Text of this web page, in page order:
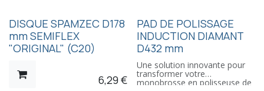
marbres à sec, c'est visualiser
immédiatement le travail
effectué.
rainuré dans le sens de
l'attaque, contrairement à
toutes les copies qui "flottent"
et ne "mordent" pas
REMISE
DISQUE SPAMZEC D178
mm SEMIFLEX
"ORIGINAL" (C20)
6,29€
PAD DE POLISSAGE
INDUCTION DIAMANT
D432 mm
Une solution innovante pour
transformer votre
monobrosse en polisseuse de